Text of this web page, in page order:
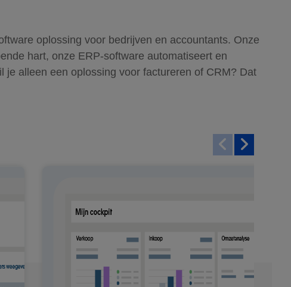
oplossing voor bedrijven en accountants. Onze
hart, onze ERP-software automatiseert en
je alleen een oplossing voor factureren of CRM? Dat